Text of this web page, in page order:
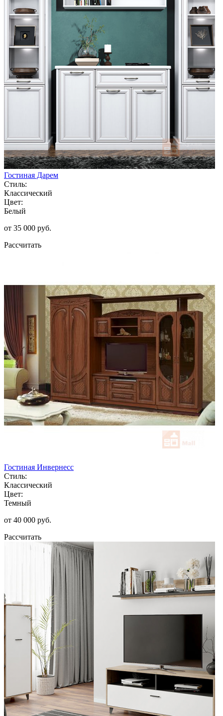
Гостиная Дарем
Стиль:
Классический
Цвет:
Белый
от 35 000 руб.
Рассчитать
Гостиная Инвернесс
Стиль:
Классический
Цвет:
Темный
от 40 000 руб.
Рассчитать